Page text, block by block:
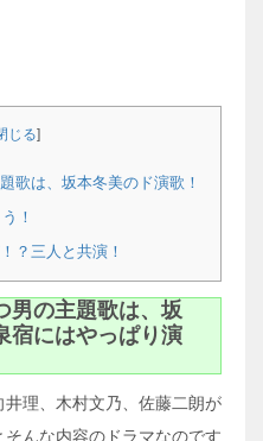
じる]
歌は、坂本冬美のド演歌！
！
？三人と共演！
男の主題歌は、坂
宿にはやっぱり演
理、木村文乃、佐藤二朗が
んな内容のドラマなのです